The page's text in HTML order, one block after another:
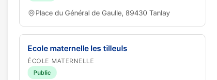
Place du Général de Gaulle, 89430 Tanlay
Ecole maternelle les tilleuls
ÉCOLE MATERNELLE
Public